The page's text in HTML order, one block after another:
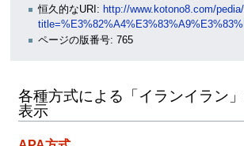
恒久的なURI: http://www.kotono8.com/
ページの版番号: 765
各種方式による「イランイラン
表示